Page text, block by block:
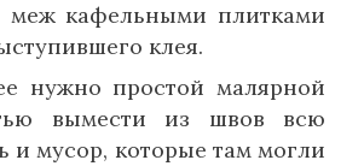
кафельными плитками
клея.
нужно простой малярной
вымести из швов всю
и мусор, которые там могли